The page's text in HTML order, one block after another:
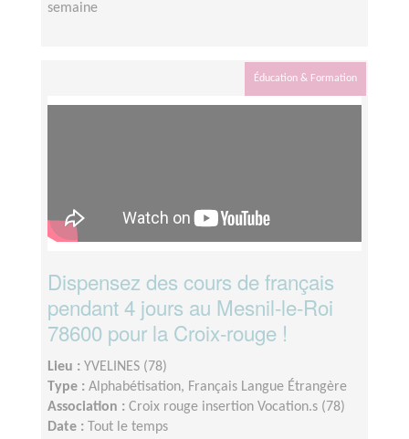
semaine
Éducation & Formation
Dispensez des cours de français
pendant 4 jours au Mesnil-le-Roi
78600 pour la Croix-rouge !
Lieu : YVELINES (78)
Type : Alphabétisation, Français Langue Étrangère
Association : Croix rouge insertion Vocation.s (78)
Date :
Tout le temps